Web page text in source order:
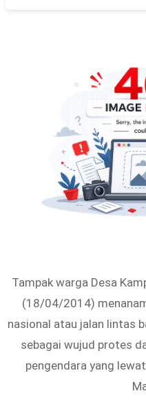
Tampak warga Desa
(18/04/2014)
nasional atau jalan lintas
sebagai wujud protes
pengendara yang